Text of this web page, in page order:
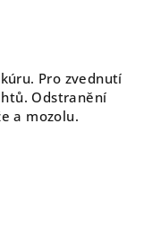
Pro zvednutí
Odstranění
a mozolu.